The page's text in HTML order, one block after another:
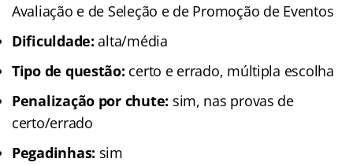
Avaliação e de Seleção e de Promoção de Eventos
Dificuldade: alta/média
Tipo de questão: certo e errado, múltipla escolha
Penalização por chute: sim, nas provas de
certo/errado
Pegadinhas: sim